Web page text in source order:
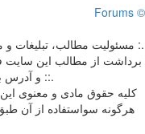
Forums ©
.: مسئوليت مطالب، تبليغات و محصولات ديگر سايتها به عهده خودشان است :.
.:: برداشت از مطالب اين
و آدرس به صورت لینک بلامانع است ::.